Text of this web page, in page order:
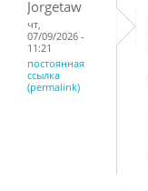
Jorgetaw
чт,
07/09/2026 -
11:21
постоянная
ссылка
(permalink)